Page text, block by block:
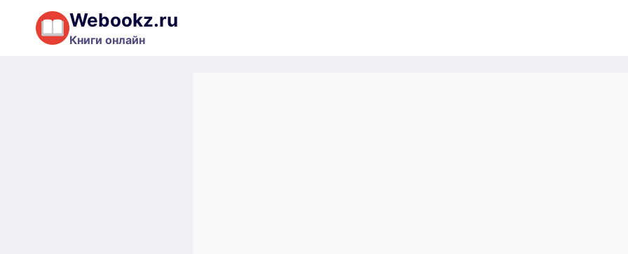
Перейти
содержимому
Webookz.ru
Книги онлайн